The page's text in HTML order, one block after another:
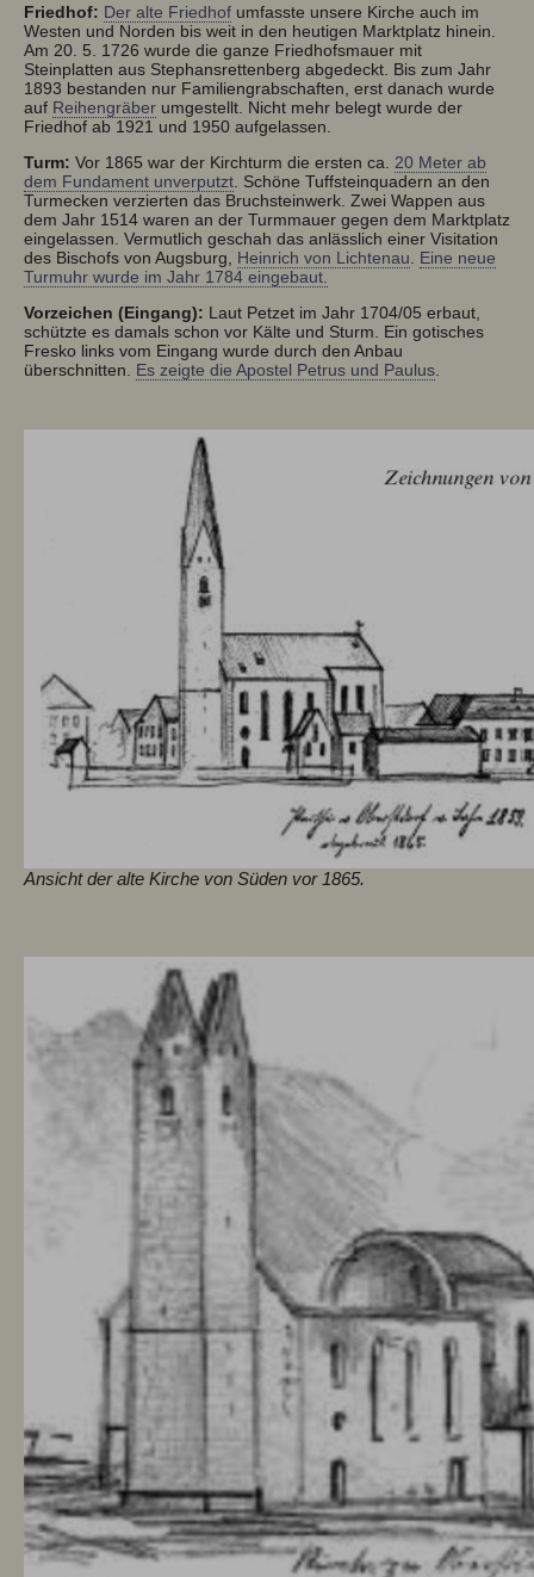
Friedhof: Der alte Friedhof umfasste unsere Kirche auch im
Westen und Norden bis weit in den heutigen Marktplatz hinein.
Am 20. 5. 1726 wurde die ganze Friedhofsmauer mit
Steinplatten aus Stephansrettenberg abgedeckt. Bis zum Jahr
1893 bestanden nur Familiengrabschaften, erst danach wurde
auf Reihengräber umgestellt. Nicht mehr belegt wurde der
Friedhof ab 1921 und 1950 aufgelassen.
Turm: Vor 1865 war der Kirchturm die ersten ca. 20 Meter ab
dem Fundament unverputzt . Schöne Tuffsteinquadern an den
Turmecken verzierten das Bruchsteinwerk. Zwei Wappen aus
dem Jahr 1514 waren an der Turmmauer gegen dem Marktplatz
eingelassen. Vermutlich geschah das anlässlich einer Visitation
des Bischofs von Augsburg, Heinrich von Lichtenau
Eine neue
Turmuhr wurde im Jahr 1784 eingebaut.
Vorzeichen (Eingang): Laut Petzet im Jahr 1704/05 erbaut,
schützte es damals schon vor Kälte und Sturm. Ein gotisches
Fresko links vom Eingang wurde durch den Anbau
überschnitten. Es zeigte die Apostel Petrus und Paulus
Ansicht der alte Kirche von Süden vor 1865.